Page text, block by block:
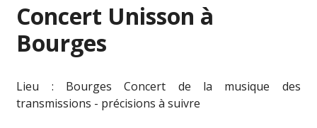
Concert Unisson à
Bourges
Lieu : Bourges Concert de la musique des
transmissions - précisions à suivre